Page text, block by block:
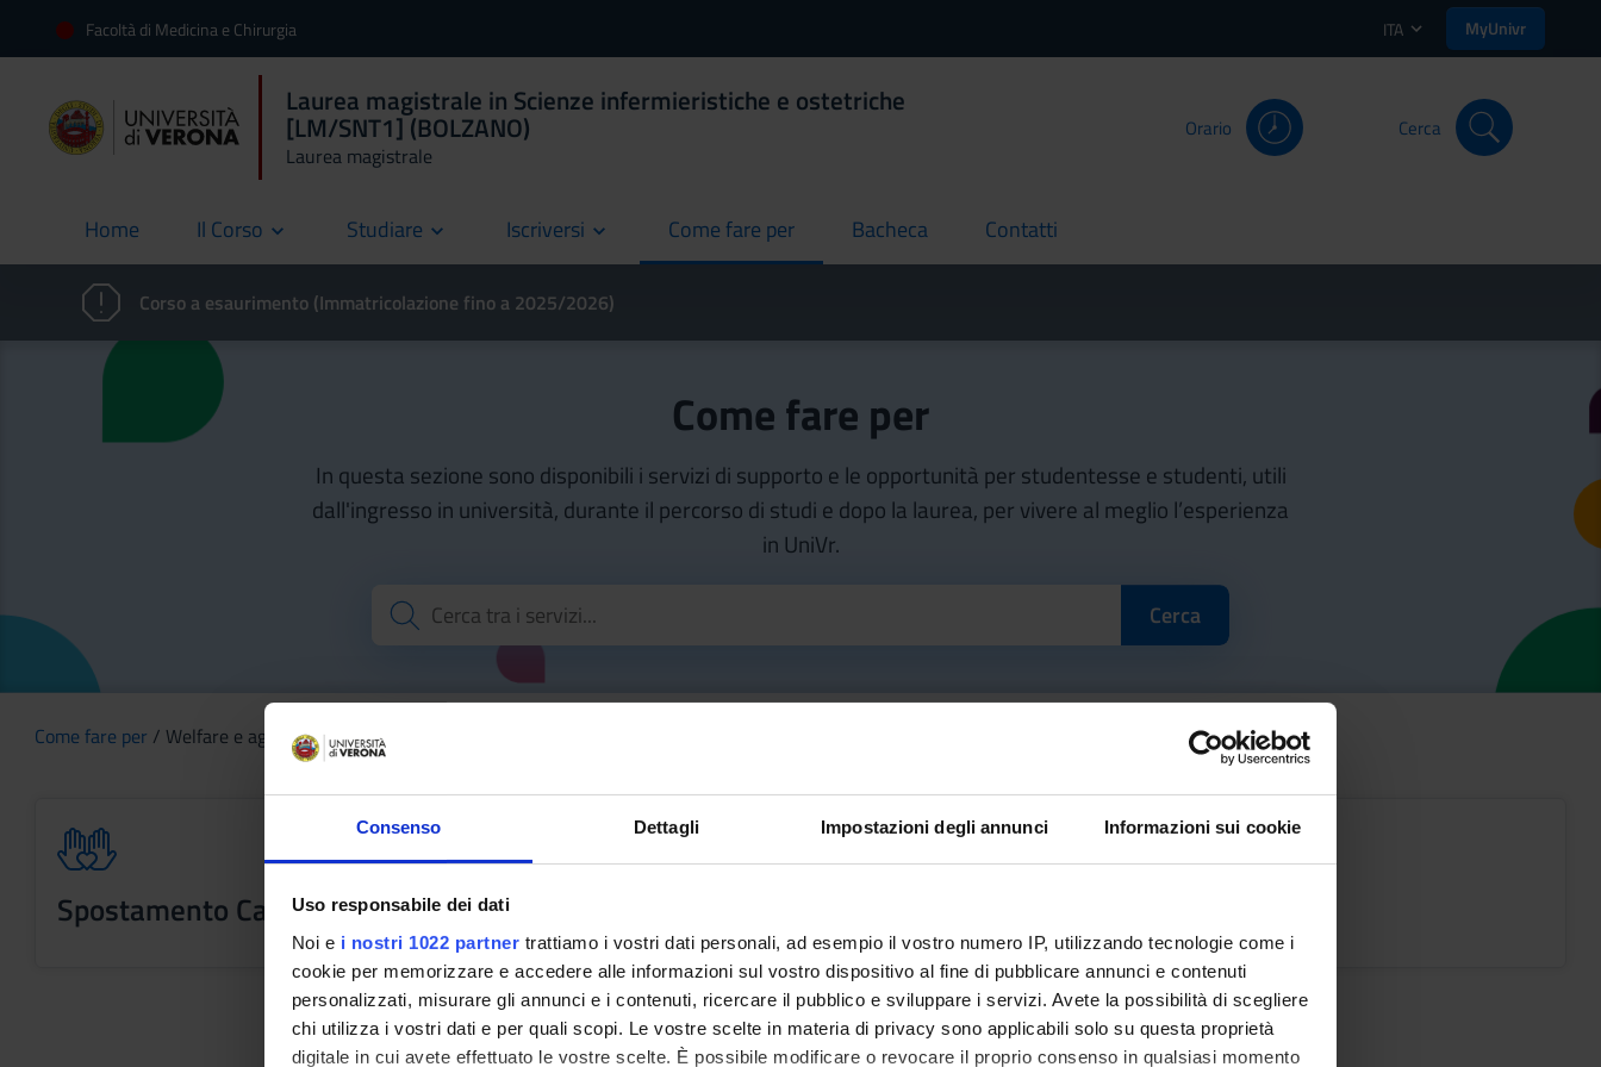
Consenso Dettagli Impostazioni degli annunci Informazioni sui cookie
Uso responsabile dei dati
Noi e i nostri 1022 partner trattiamo i vostri dati personali, ad esempio il vostro numero IP, utilizzando tecnologie come i
cookie per memorizzare e accedere alle informazioni sul vostro dispositivo al fine di pubblicare annunci e contenuti
personalizzati, misurare gli annunci e i contenuti, ricercare il pubblico e sviluppare i servizi. Avete la possibilità di scegliere
chi utilizza i vostri dati e per quali scopi. Le vostre scelte in materia di privacy sono applicabili solo su questa proprietà
digitale in cui avete effettuato le vostre scelte. È possibile modificare o revocare il proprio consenso in qualsiasi momento
Facoltà di Medicina e Chirurgia ITA MyUnivr
Laurea magistrale in Scienze infermieristiche e ostetriche
[LM/SNT1] (BOLZANO)
Laurea magistrale
Orario Cerca
Home
current Il Corso Studiare Iscriversi Come fare per
current Bacheca
current Contatti
current
Corso a esaurimento (Immatricolazione fino a 2025/2026)
Come fare per
In questa sezione sono disponibili i servizi di supporto e le opportunità per studentesse e studenti, utili
dall'ingresso in università, durante il percorso di studi e dopo la laurea, per vivere al meglio l’esperienza
in UniVr.
Come fare per / Welfare e agevolazioni
Spostamento Casa Lavoro
pari opportunità, la valorizzazione
del benessere di chi lavora e contro
le discriminazioni (CUG)